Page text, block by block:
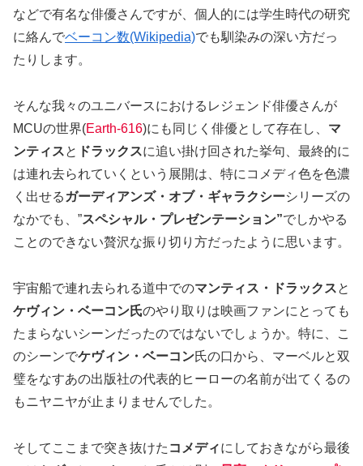
などで有名な俳優さんですが、個人的には学生時代の研究
に絡んでベーコン数(Wikipedia)でも馴染みの深い方だっ
たりします。
そんな我々のユニバースにおけるレジェンド俳優さんが
MCUの世界(Earth-616)にも同じく俳優として存在し、 マ
ンティスと ドラックスに追い掛け回された挙句、最終的に
は連れ去られていくという展開は、特にコメディ色を色濃
く出せる ガーディアンズ・オブ・ギャラクシーシリーズの
なかでも、”スペシャル・プレゼンテーション”でしかやる
ことのできない贅沢な振り切り方だったように思います。
宇宙船で連れ去られる道中でのマンティス・ドラックスと
ケヴィン・ベーコン氏のやり取りは映画ファンにとっても
たまらないシーンだったのではないでしょうか。特に、こ
のシーンでケヴィン・ベーコン氏の口から、マーベルと双
璧をなすあの出版社の代表的ヒーローの名前が出てくるの
もニヤニヤが止まりませんでした。
そしてここまで突き抜けた コメディにしておきながら最後